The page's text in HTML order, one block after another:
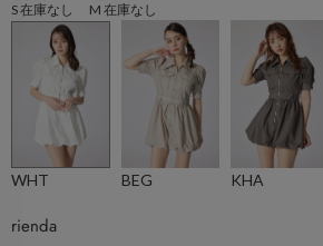
S 在庫なし M 在庫なし
WHT BEG KHA
rienda